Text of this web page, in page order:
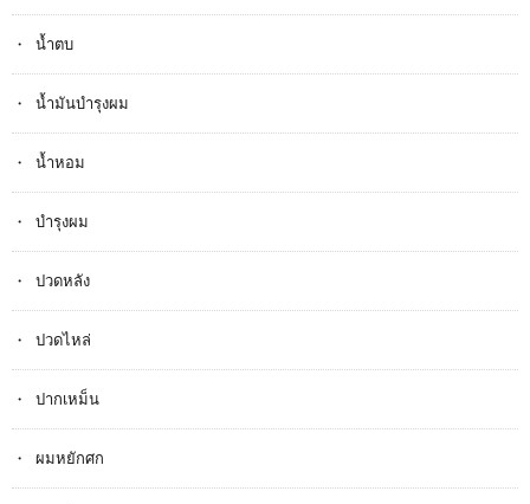
น้ำตบ
น้ำมันบำรุงผม
น้ำหอม
บำรุงผม
ปวดหลัง
ปวดไหล่
ปากเหม็น
ผมหยักศก